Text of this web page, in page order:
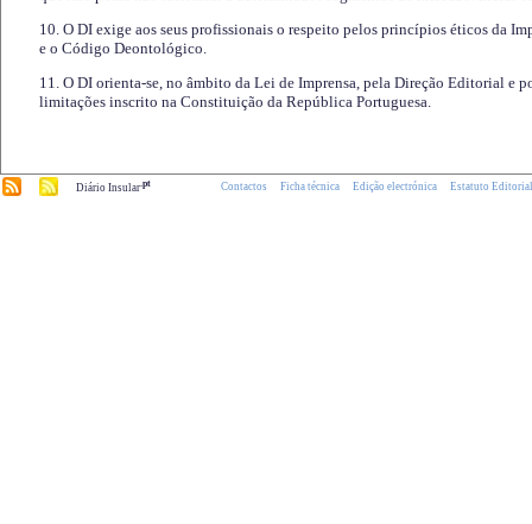
10. O DI exige aos seus profissionais o respeito pelos princípios éticos da
e o Código Deontológico.
11. O DI orienta-se, no âmbito da Lei de Imprensa, pela Direção Editorial e
limitações inscrito na Constituição da República Portuguesa.
Diário Insular.pt Contactos Ficha técnica Edição electrónica Estatuto Editorial